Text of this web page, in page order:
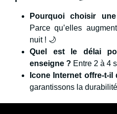
Pourquoi choisir
Parce qu’elles
nuit ! 🌙
Quel est le délai
enseigne ? Entre 2 à 4
Icone Internet offre-t-il
garantissons la